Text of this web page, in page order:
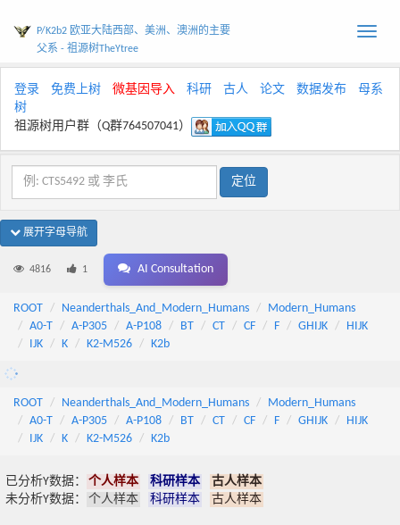
Toggle
P/K2b2 欧亚大陆西部、美洲、澳洲的主要
父系 - 祖源树TheYtree
登录 免费上树 微基因导入 科研 古人 论文 数据发布
母系
树
祖源树用户群（Q群764507041）
展开字母导航
4816 1 AI Consultation
ROOT Neanderthals_And_Modern_Humans
Modern_Humans
A0-T
A-P305 A-P108 BT CT CF F GHIJK
HIJK
IJK
K K2-M526 K2b
ROOT Neanderthals_And_Modern_Humans
Modern_Humans
A0-T
A-P305 A-P108 BT CT CF F GHIJK
HIJK
IJK
K K2-M526 K2b
已分析Y数据： 个人样本 科研样本
古人样本
未分析Y数据：
个人样本 科研样本 古人样本